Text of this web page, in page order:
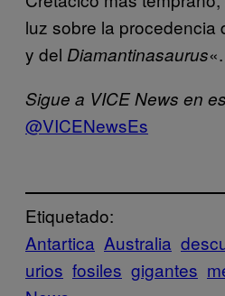
luz sobre la procedencia
y del Diamantinasaurus«.
Sigue a VICE News en
@VICENewsEs
Etiquetado:
Antartica Australia
urios fosiles gigantes